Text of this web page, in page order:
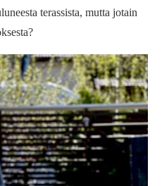
terassista, mutta jotain